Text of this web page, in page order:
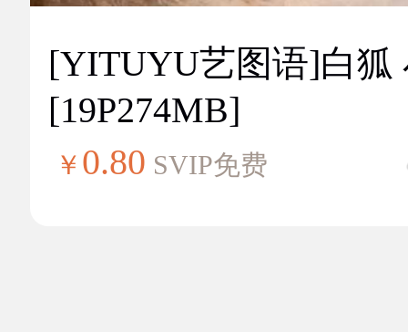
[YITUYU艺图语]白狐
[19P274MB]
￥ 0.80 SVIP免费